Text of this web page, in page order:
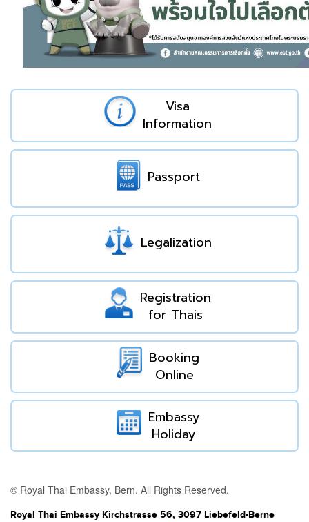
Visa
Information
Passport
Legalization
Registration
for Thais
Booking
Online
Embassy
Holiday
© Royal Thai Embassy, Bern. All Rights Reserved.
Royal Thai Embassy Kirchstrasse 56, 3097 Liebefeld-Berne